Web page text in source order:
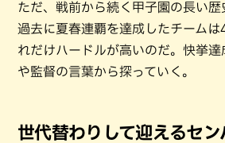
ただ、戦前から続く甲子園の長い歴
過去に夏春連覇を達成したチーム
れだけハードルが高いのだ。快挙
や監督の言葉から探っていく。
世代替わりして迎えるセン